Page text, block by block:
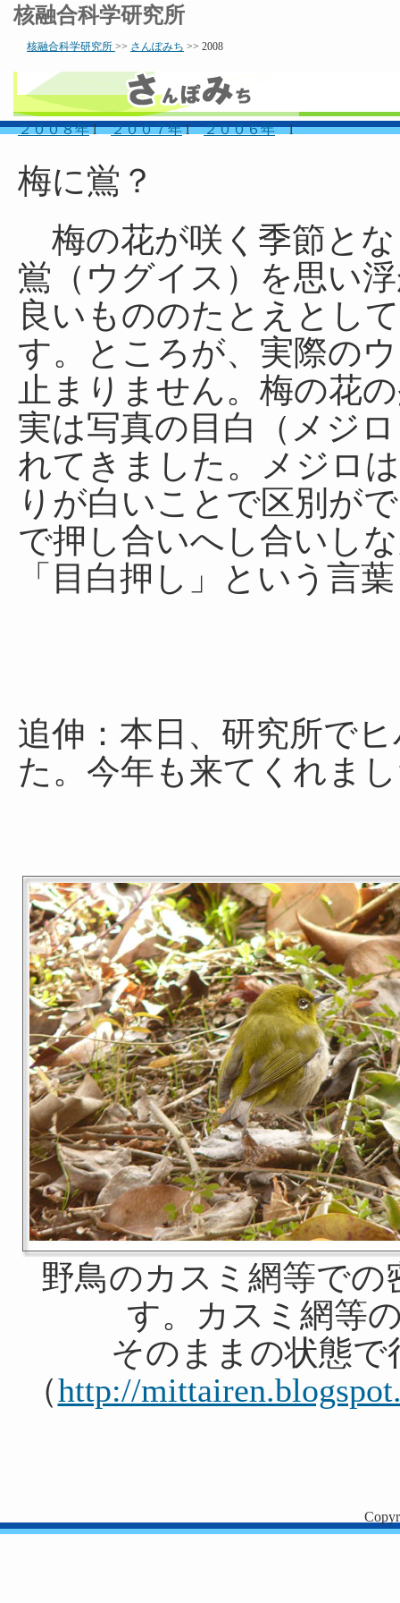
核融合科学研究所
核融合科学研究所 >> さんぽみち >> 2008
２００８年l２００７年l２００６年l
梅に鴬？
梅の花が咲く季節と
鴬（ウグイス）を思い
良いもののたとえとし
す。ところが、実際の
止まりません。梅の花
実は写真の目白（メジ
れてきました。メジロ
りが白いことで区別が
で押し合いへし合いし
「目白押し」という言
追伸：本日、研究所で
た。今年も来てくれま
野鳥のカスミ網等で
す。カスミ網等
そのままの状態
（http://